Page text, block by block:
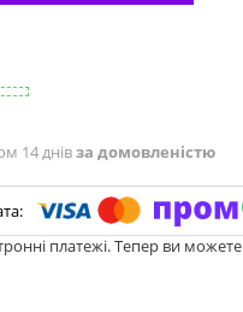
14 днівза домовленістю
платежі. Тепер ви